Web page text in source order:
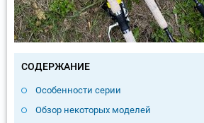
СОДЕРЖАНИЕ
Особенности серии
Обзор некоторых моделей